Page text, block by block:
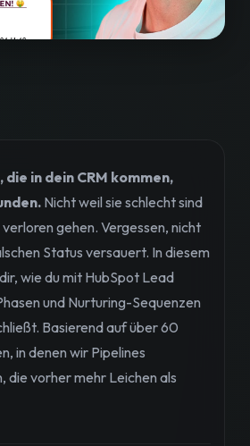
die in dein CRM kommen,
Nicht weil sie schlecht sind
gehen. Vergessen, nicht
Status versauert. In diesem
wie du mit HubSpot Lead
und Nurturing-Sequenzen
Basierend auf über 60
in denen wir Pipelines
die vorher mehr Leichen als